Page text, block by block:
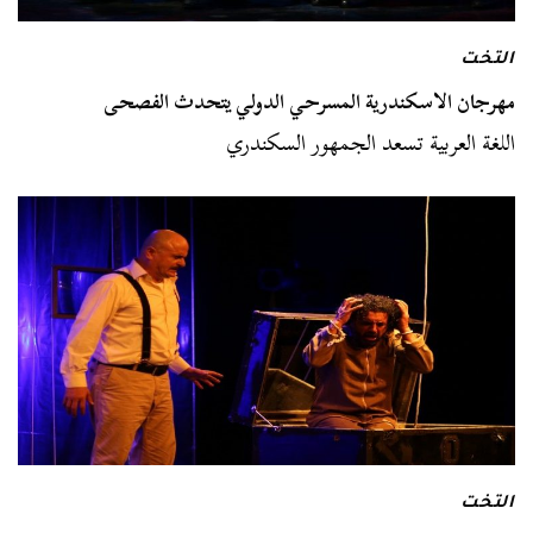
التخت
مهرجان الاسكندرية المسرحي الدولي يتحدث الفصحى
اللغة العربية تسعد الجمهور السكندري
التخت